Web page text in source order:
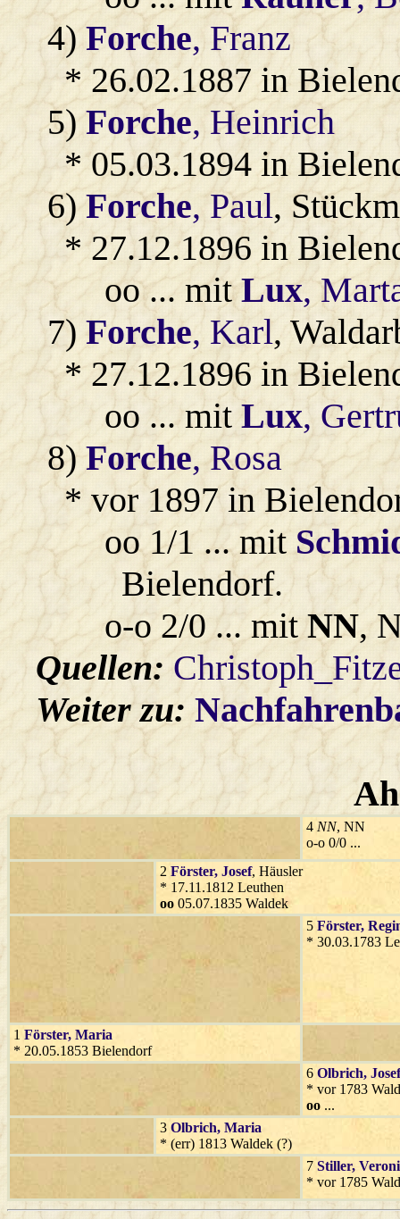
4)Forche, Franz
* 26.02.1887 in
5)Forche, Heinrich
* 05.03.1894 in
6)Forche, Paul,
* 27.12.1896 in
oo ... mitLux,
7)Forche, Karl,
* 27.12.1896 in
oo ... mitLux,
8)Forche, Rosa
* vor 1897 in
oo 1/1 ... mit
Bielendorf.
o-o 2/0 ... mitNN,
Quellen:
Weiter zu:
4 NN, NN
o-o 0/0 ...
2 Förster, Josef, Häusler
* 17.11.1812 Leuthen
oo 05.07.1835 Waldek
5 Förster,
* 30.03.1783
1 Förster, Maria
* 20.05.1853 Bielendorf
6 Olbrich, Josef
* vor 1783
oo ...
3 Olbrich, Maria
* (err) 1813 Waldek (?)
7 Stiller,
* vor 1785